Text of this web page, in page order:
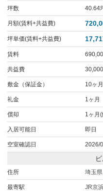
坪数 40.64
月額(賃料+共益費)
坪単価(賃料+共益費)
賃料
共益費
敷金（保証金） 10ヶ月
礼金 1ヶ月
償却 1ヶ月
入居可能日 即日
空室確認日 2026/
住所 埼玉県
最寄駅 JR京